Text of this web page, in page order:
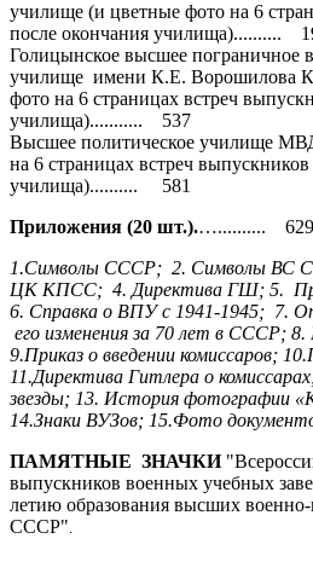
училище (и цветные фото на 6
после окончания училища)..........
Голицынское высшее пограничное
училище имени К.Е. Ворошилова
фото на 6 страницах встреч
училища)........... 537
Высшее политическое училище
на 6 страницах встреч
училища).......... 581
Приложения (20 шт.).….......... 629
1.Символы СССР; 2. Символы ВС
ЦК КПСС; 4. Директива ГШ; 5.
6. Справка о ВПУ с 1941-1945; 7.
его изменения за 70 лет в СССР;
9.Приказ о введении комиссаров;
11.Директива Гитлера о
звезды; 13. История фотографии
14.Знаки ВУЗов; 15.Фото
ПАМЯТНЫЕ ЗНАЧКИ
выпускников военных учебных
летию образования высших
СССР"